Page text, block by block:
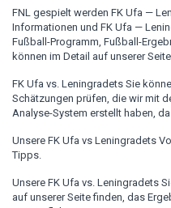
FNL gespielt werden FK Ufa —
Informationen und FK Ufa —
Fußball-Programm, Fußball-
können im Detail auf unserer
FK Ufa vs. Leningradets Sie
Schätzungen prüfen, die wir mit
Analyse-System erstellt haben,
Unsere FK Ufa vs Leningradets
Tipps.
Unsere FK Ufa vs. Leningradets
auf unserer Seite finden, das